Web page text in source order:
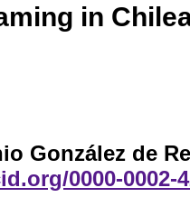
in
González de
0000-0002-